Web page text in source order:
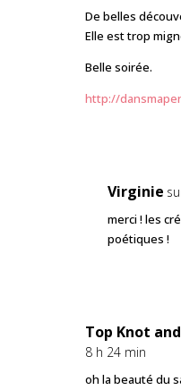
De belles
Elle est trop
Belle soirée.
http://
Virginie
merci ! les
poétiques !
Top Knot
8 h 24 min
oh la beauté du